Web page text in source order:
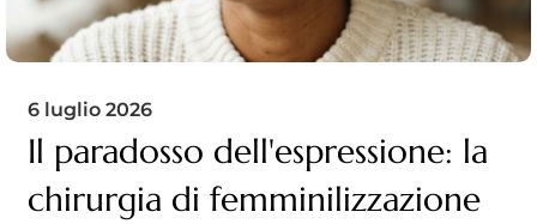
6 luglio 2026
Il paradosso dell'espressione: la
chirurgia di femminilizzazione